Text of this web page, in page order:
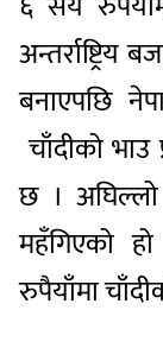
बनाएपछि
चाँदीको
छ ।
महँगिएको
रुपैयाँमा